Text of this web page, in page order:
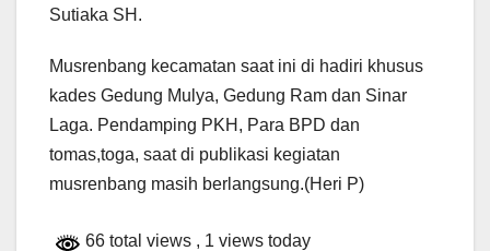
Sutiaka SH.
Musrenbang kecamatan saat ini di hadiri khusus
kades Gedung Mulya, Gedung Ram dan Sinar
Laga. Pendamping PKH, Para BPD dan
tomas,toga, saat di publikasi kegiatan
musrenbang masih berlangsung.(Heri P)
66 total views , 1 views today